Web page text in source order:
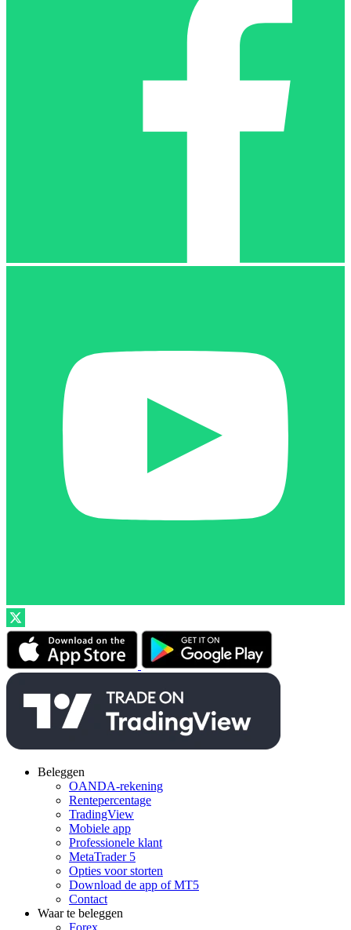
Beleggen
OANDA-rekening
Rentepercentage
TradingView
Mobiele app
Professionele klant
MetaTrader 5
Opties voor storten
Download de app of MT5
Contact
Waar te beleggen
Forex